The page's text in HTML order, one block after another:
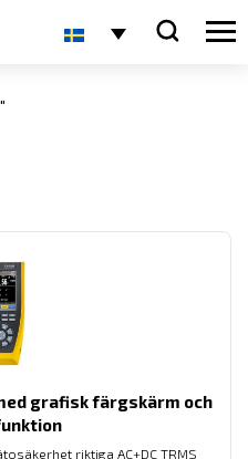
med grafisk färgskärm och
riktiga AC+DC TRMS